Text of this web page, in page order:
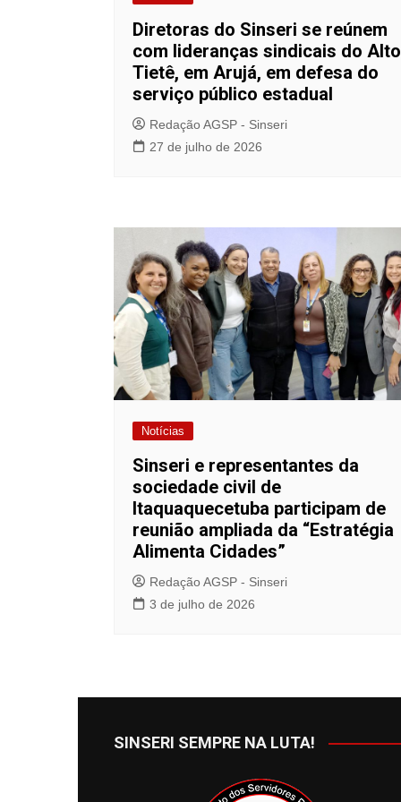
Diretoras do Sinseri se reúnem
com lideranças sindicais do Alto
Tietê, em Arujá, em defesa do
serviço público estadual
Redação AGSP - Sinseri
27 de julho de 2026
Notícias
Sinseri e representantes da
sociedade civil de
Itaquaquecetuba participam de
reunião ampliada da “Estratégia
Alimenta Cidades”
Redação AGSP - Sinseri
3 de julho de 2026
SINSERI SEMPRE NA LUTA!